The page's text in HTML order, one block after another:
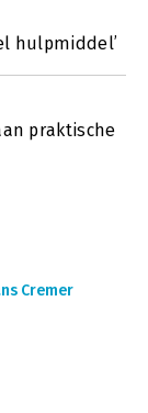
hulpmiddel’
praktische
Cremer